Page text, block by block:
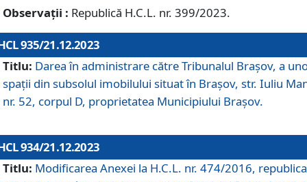
Observații : Republică H.C.L. nr. 399/2023.
935/21.12.2023
Titlu: Darea în administrare către Tribunalul Brașov, a
spații din subsolul imobilului situat în Brașov, str. Iuliu
nr. 52, corpul D, proprietatea Municipiului Brașov.
934/21.12.2023
Titlu: Modificarea Anexei la H.C.L. nr. 474/2016,